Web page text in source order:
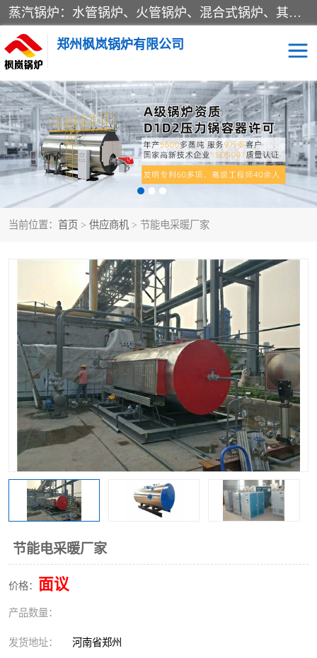
蒸汽锅炉：水管锅炉、火管锅炉、混合式锅炉、其他蒸汽锅炉； 热水锅炉：家用型集中供暖用热水锅炉、其他热水锅炉； 有机热载体锅炉； 船用蒸汽锅炉； （锅炉用辅助设备及装置）蒸汽冷凝器：表面冷凝器、混合式冷凝器、空冷式冷凝器、其他蒸汽冷凝器； 锅炉用辅助设备：节热器、蒸汽收集器、蓄能器、烟垢清除器、气体回收器、泥渣刮除器、空气预热器、其他锅炉用辅助设备；
郑州枫岚锅炉有限公司
当前位置： 首页 > 供应商机 > 节能电采暖厂家
节能电采暖厂家
价格： 面议
产品数量：
发货地址： 河南省郑州